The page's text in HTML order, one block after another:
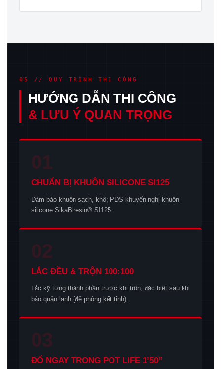
05 // QUY TRÌNH THI CÔNG
HƯỚNG DẪN THI CÔNG
& LƯU Ý QUAN TRỌNG
01
CHUẨN BỊ KHUÔN SILICONE SI125
Đảm bảo khuôn sạch, khô; PDS khuyến nghị khuôn
silicone SikaBiresin® SI125.
02
LẮC ĐỀU & TRỘN 100:100
Lắc kỹ từng thành phần trước khi trộn, đặc biệt sau khi
bảo quản lạnh (đề phòng kết tinh).
03
ĐỔ NGAY TRONG POT LIFE 1’50”